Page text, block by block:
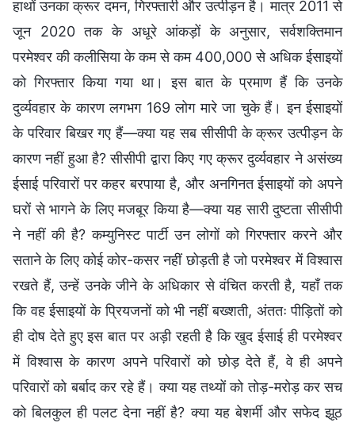
हाथों उनका क्रूर दमन, गिरफ्तारी और उत्पीड़न है। मात्र 2011 से
जून 2020 तक के अधूरे आंकड़ों के अनुसार, सर्वशक्तिमान
परमेश्वर की कलीसिया के कम से कम 400,000 से अधिक ईसाइयों
को गिरफ्तार किया गया था। इस बात के प्रमाण हैं कि उनके
दुर्व्यवहार के कारण लगभग 169 लोग मारे जा चुके हैं। इन ईसाइयों
के परिवार बिखर गए हैं—क्या यह सब सीसीपी के क्रूर उत्पीड़न के
कारण नहीं हुआ है? सीसीपी द्वारा किए गए क्रूर दुर्व्यवहार ने असंख्य
ईसाई परिवारों पर कहर बरपाया है, और अनगिनत ईसाइयों को अपने
घरों से भागने के लिए मजबूर किया है—क्या यह सारी दुष्टता सीसीपी
ने नहीं की है? कम्युनिस्ट पार्टी उन लोगों को गिरफ्तार करने और
सताने के लिए कोई कोर-कसर नहीं छोड़ती है जो परमेश्वर में विश्वास
रखते हैं, उन्हें उनके जीने के अधिकार से वंचित करती है, यहाँ तक
कि वह ईसाइयों के प्रियजनों को भी नहीं बख्शती, अंततः पीड़ितों को
ही दोष देते हुए इस बात पर अड़ी रहती है कि खुद ईसाई ही परमेश्वर
में विश्वास के कारण अपने परिवारों को छोड़ देते हैं, वे ही अपने
परिवारों को बर्बाद कर रहे हैं। क्या यह तथ्यों को तोड़-मरोड़ कर सच
को बिलकुल ही पलट देना नहीं है? क्या यह बेशर्मी और सफेद झूठ